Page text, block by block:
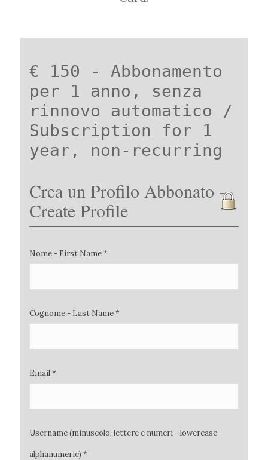
€ 150 - Abbonamento
per 1 anno, senza
rinnovo automatico /
Subscription for 1
year, non-recurring
Crea un Profilo Abbonato -
Create Profile
Nome - First Name *
Cognome - Last Name *
Email *
Username (minuscolo, lettere e numeri - lowercase
alphanumeric) *